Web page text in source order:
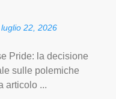
22, 2026
Pride: la decisione
sulle polemiche
articolo ...